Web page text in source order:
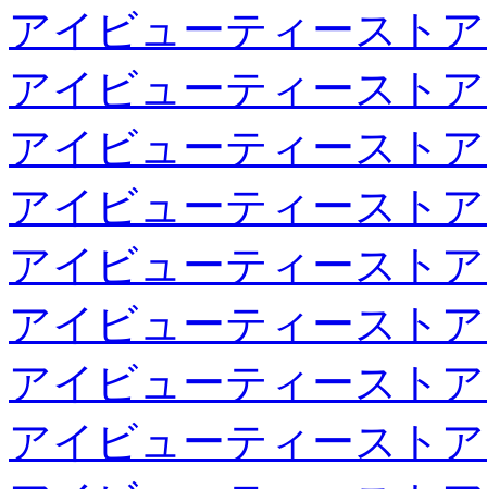
アイビューティースト
アイビューティースト
アイビューティースト
アイビューティースト
アイビューティースト
アイビューティースト
アイビューティースト
アイビューティースト